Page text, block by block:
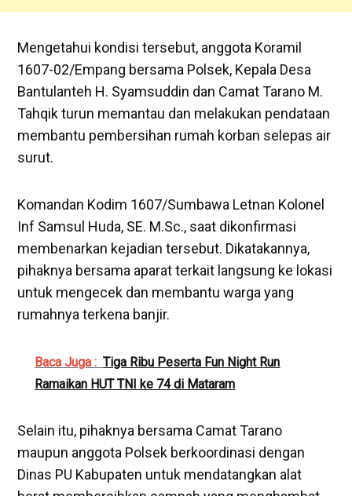
Mengetahui kondisi tersebut, anggota Koramil
1607-02/Empang bersama Polsek, Kepala Desa
Bantulanteh H. Syamsuddin dan Camat Tarano M.
Tahqik turun memantau dan melakukan pendataan
membantu pembersihan rumah korban selepas air
surut.
Komandan Kodim 1607/Sumbawa Letnan Kolonel
Inf Samsul Huda, SE. M.Sc., saat dikonfirmasi
membenarkan kejadian tersebut. Dikatakannya,
pihaknya bersama aparat terkait langsung ke lokasi
untuk mengecek dan membantu warga yang
rumahnya terkena banjir.
Baca Juga : Tiga Ribu Peserta Fun Night Run
Ramaikan HUT TNI ke 74 di Mataram
Selain itu, pihaknya bersama Camat Tarano
maupun anggota Polsek berkoordinasi dengan
Dinas PU Kabupaten untuk mendatangkan alat